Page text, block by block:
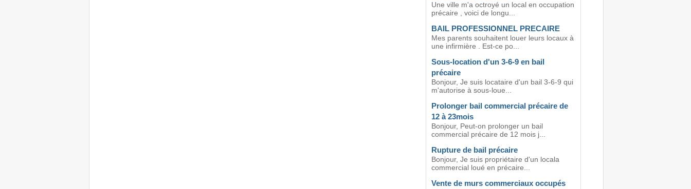
Une ville m'a octroyé un local en occupation
précaire , voici de longu...
BAIL PROFESSIONNEL PRECAIRE
Mes parents souhaitent louer leurs locaux à
une infirmière . Est-ce po...
Sous-location d'un 3-6-9 en bail
précaire
Bonjour, Je suis locataire d'un bail 3-6-9 qui
m'autorise à sous-loue...
Prolonger bail commercial précaire de
12 à 23mois
Bonjour, Peut-on prolonger un bail
commercial précaire de 12 mois j...
Rupture de bail précaire
Bonjour, Je suis propriétaire d'un locala
commercial loué en précaire...
Vente de murs commerciaux occupés